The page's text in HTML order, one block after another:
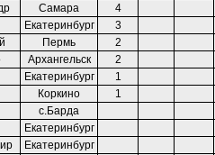
Самара 4
Екатеринбург 3
Пермь 2
Архангельск 2
Екатеринбург 1
Коркино 1
с.Барда
Екатеринбург
Екатеринбург